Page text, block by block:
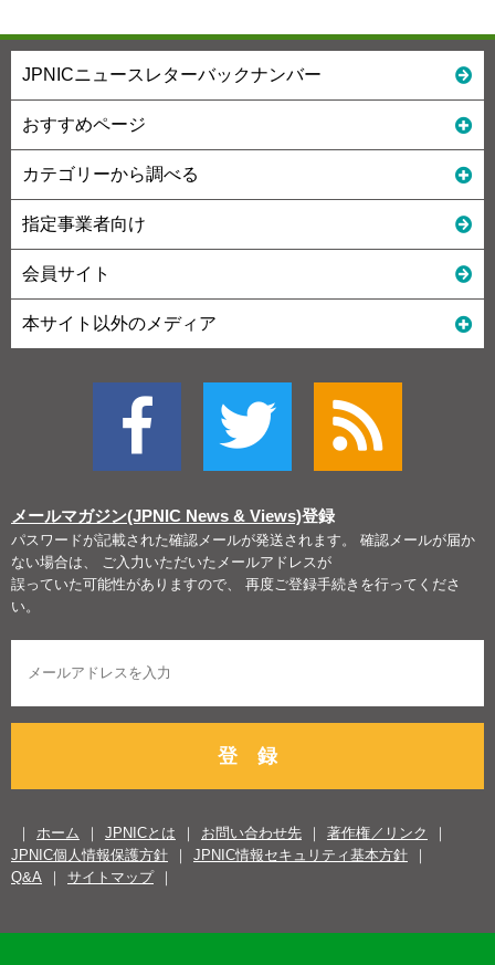
JPNICニュースレターバックナンバー
おすすめページ
カテゴリーから調べる
指定事業者向け
会員サイト
本サイト以外のメディア
メールマガジン(JPNIC News & Views)登録
パスワードが記載された確認メールが発送されます。 確認メールが届か
ない場合は、 ご入力いただいたメールアドレスが
誤っていた可能性がありますので、 再度ご登録手続きを行ってくださ
い。
登 録
ホーム JPNICとは お問い合わせ先
著作権／リンク
JPNIC個人情報保護方針
JPNIC情報セキュリティ基本方針
Q&A
サイトマップ